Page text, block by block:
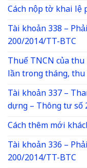
Cách nộp tờ khai lệ
Tài khoản 338 –
200/2014/TT-BTC
Thuế TNCN của
lần trong tháng,
Tài khoản 337 –
dựng – Thông tư số
Cách thêm mới
Tài khoản 336 –
200/2014/TT-BTC